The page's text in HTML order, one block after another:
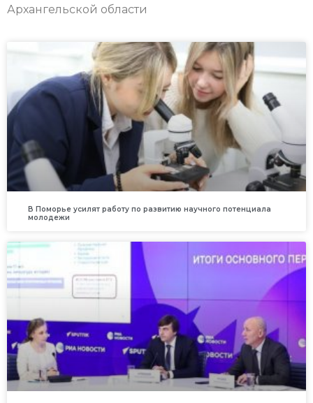
Архангельской области
В Поморье усилят работу по развитию научного потенциала
молодежи